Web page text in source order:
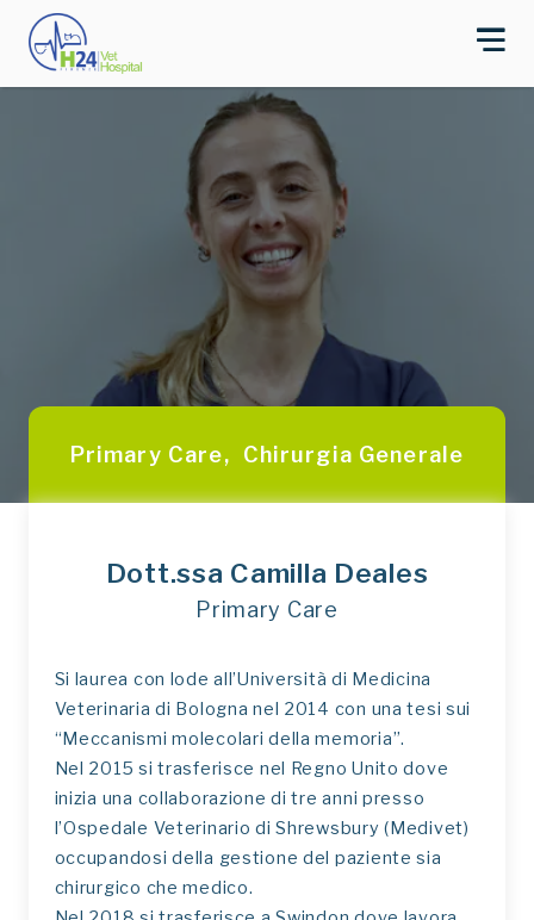
Primary Care, Chirurgia Generale
Dott.ssa Camilla Deales
Primary Care
Si laurea con lode all’Università di Medicina
Veterinaria di Bologna nel 2014 con una tesi sui
“Meccanismi molecolari della memoria”.
Nel 2015 si trasferisce nel Regno Unito dove
inizia una collaborazione di tre anni presso
l’Ospedale Veterinario di Shrewsbury (Medivet)
occupandosi della gestione del paziente sia
chirurgico che medico.